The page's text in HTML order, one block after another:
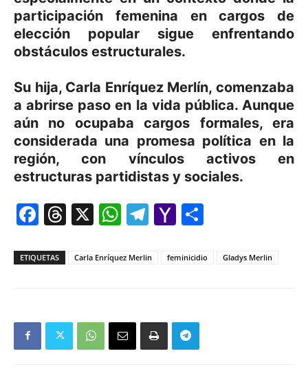
participación femenina en cargos de
elección popular sigue enfrentando
obstáculos estructurales.
Su hija, Carla Enríquez Merlín, comenzaba
a abrirse paso en la vida pública. Aunque
aún no ocupaba cargos formales, era
considerada una promesa política en la
región, con vínculos activos en
estructuras partidistas y sociales.
Facebook
Threads
X WhatsApp
Telegram
Yahoo
ETIQUETAS Carla Enríquez Merlin feminicidio Gladys Merlin